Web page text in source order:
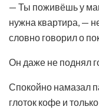
— Ты поживёшь у
нужна квартира, —
словно говорил о
Он даже не поднял
Спокойно намазал
глоток кофе и